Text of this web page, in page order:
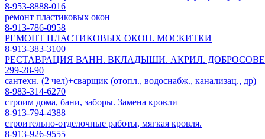
8-953-8888-016
ремонт пластиковых окон
8-913-786-0958
РЕМОНТ ПЛАСТИКОВЫХ ОКОН. МОСКИТКИ
8-913-383-3100
РЕСТАВРАЦИЯ ВАНН. ВКЛАДЫШИ. АКРИЛ.
299-28-90
сантехн. (2 чел)+сварщик (отопл., водоснабж., канализац., др)
8-983-314-6270
строим дома, бани, заборы. Замена кровли
8-913-794-4388
строительно-отделочные работы, мягкая кровля.
8-913-926-9555